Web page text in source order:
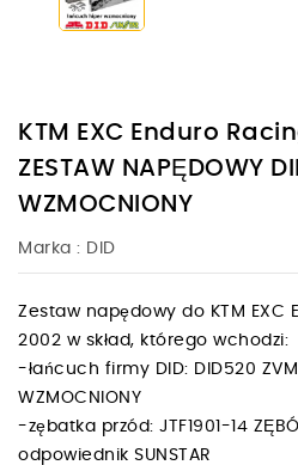
KTM EXC Enduro
ZESTAW NAPĘDOWY
WZMOCNIONY
Marka : DID
Zestaw napędowy do KTM EXC
2002 w skład, którego wchodzi:
-łańcuch firmy DID: DID520
WZMOCNIONY
-zębatka przód: JTF1901-14
odpowiednik SUNSTAR